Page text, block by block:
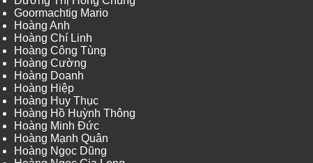
Goormachtig Mario
Hoàng Anh
Hoàng Chí Linh
Hoàng Công Tùng
Hoàng Cường
Hoàng Doanh
Hoàng Hiệp
Hoàng Huy Thục
Hoàng Hồ Huỳnh Thông
Hoàng Minh Đức
Hoàng Mạnh Quân
Hoàng Ngọc Dũng